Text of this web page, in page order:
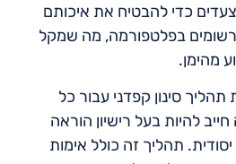
כדי להבטיח את איכותם
בפלטפורמה, מה שמקל
מהימן.
סינון קפדני עבור כל
להיות בעל רישיון הוראה
תהליך זה כולל אימות